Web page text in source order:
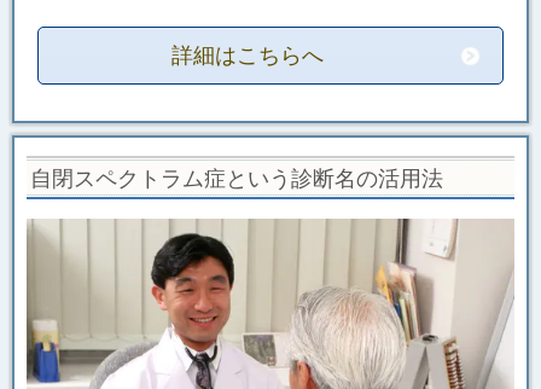
詳細はこちらへ
自閉スペクトラム症という診断名の活用法